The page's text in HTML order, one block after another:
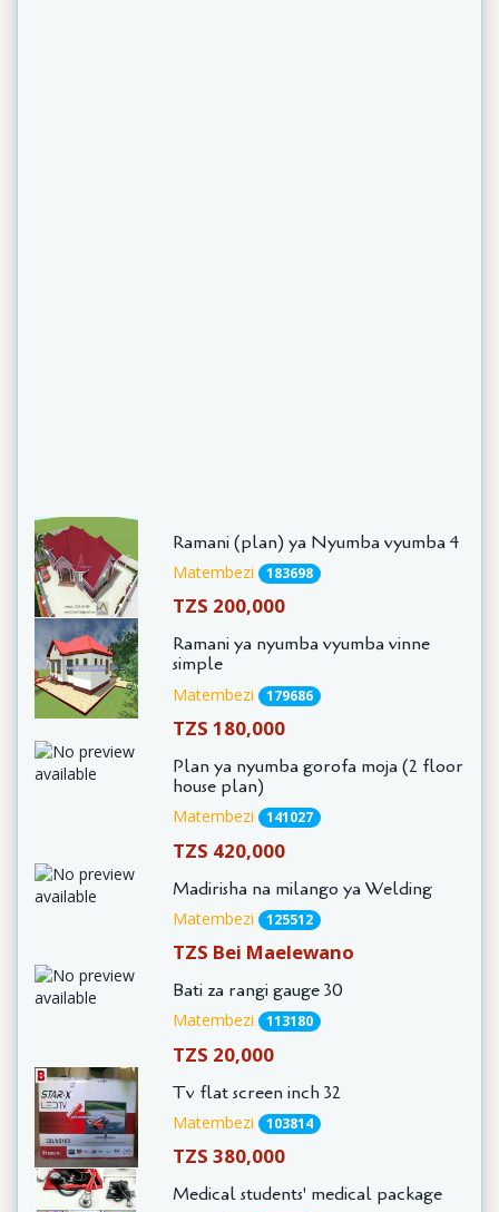
Ramani (plan) ya Nyumba vyumba 4
Matembezi 183698
TZS 200,000
Ramani ya nyumba vyumba vinne
simple
Matembezi 179686
TZS 180,000
Plan ya nyumba gorofa moja (2 floor
house plan)
Matembezi 141027
TZS 420,000
Madirisha na milango ya Welding
Matembezi 125512
TZS Bei Maelewano
Bati za rangi gauge 30
Matembezi 113180
TZS 20,000
Tv flat screen inch 32
Matembezi 103814
TZS 380,000
Medical students' medical package